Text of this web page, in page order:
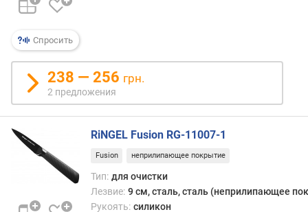
Спросить
238 — 256 грн.
2 предложения
RiNGEL Fusion RG-11007-1
Fusion неприлипающее покрытие
Тип: для очистки
Лезвие: 9 см, сталь, сталь (неприлипающее
Рукоять: силикон